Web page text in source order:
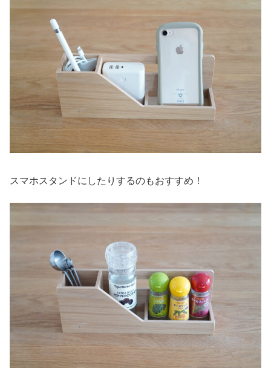
スマホスタンドにしたりするのもおすすめ！